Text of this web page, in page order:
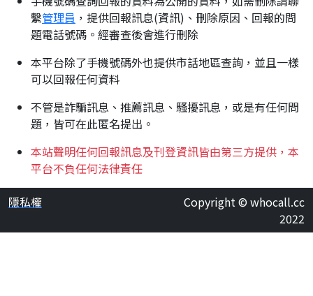
繫管理員 ，提供回報訊息(資訊)、刪除原因、回報的問
題電話號碼。經審查後會進行刪除
本平台除了手機號碼外也提供市話地區查詢，並且一樣
可以回報任何資料
不管是詐騙訊息、推薦訊息、騷擾訊息，或是有任何問
題，皆可在此匿名提出。
本站聲明任何回報訊息及刊登資訊皆由第三方提供，本
平台不負任何法律責任
隱私權
Copyright © whocall.cc
2022